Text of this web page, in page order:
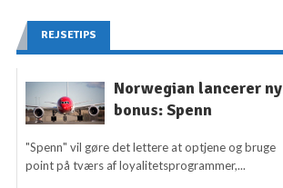
REJSETIPS
Norwegian lancerer ny
bonus: Spenn
"Spenn" vil gøre det lettere at optjene og bruge
point på tværs af loyalitetsprogrammer,...